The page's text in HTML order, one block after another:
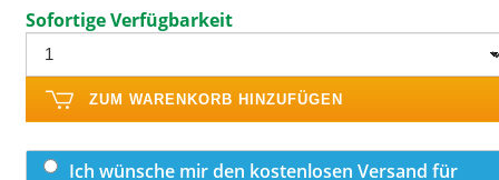
Sofortige Verfügbarkeit
ZUM WARENKORB HINZUFÜGEN
Ich wünsche mir den kostenlosen Versand für